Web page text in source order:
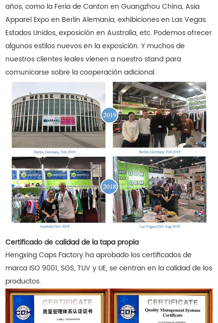
años, como la Feria de Canton en Guangzhou China, Asia
Apparel Expo en Berlin Alemania, exhibiciones en Las Vegas
Estados Unidos, exposición en Australia, etc. Podemos ofrecer
algunos estilos nuevos en la exposición. Y muchos de
nuestros clientes leales vienen a nuestro stand para
comunicarse sobre la cooperación adicional.
Certificado de calidad de la tapa propia
Hengxing Caps Factory ha aprobado los certificados de
marca ISO 9001, SGS, TUV y UE, se centran en la calidad de los
productos.